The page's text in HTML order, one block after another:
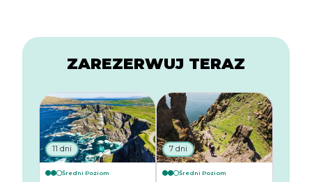
ZAREZERWUJ TERAZ
11 dni
Średni Poziom
7 dni
Średni Poziom